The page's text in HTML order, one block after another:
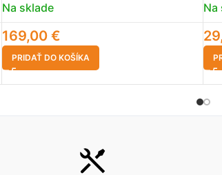
Na sklade
169,00 €
PRIDAŤ DO KOŠÍKA
Na